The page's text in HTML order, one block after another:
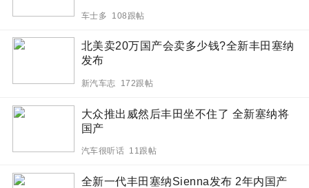
车士多 108跟帖
北美卖20万国产会卖多少钱?全新丰田塞纳
发布
新汽车志 172跟帖
大众推出威然后丰田坐不住了 全新塞纳将
国产
汽车很听话 11跟帖
全新一代丰田塞纳Sienna发布 2年内国产